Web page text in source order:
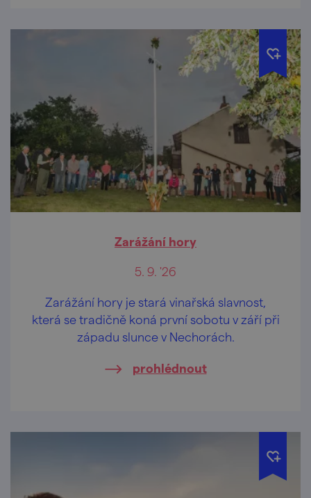
Zarážání hory
5. 9. '26
Zarážání hory je stará vinařská slavnost,
která se tradičně koná první sobotu v září při
západu slunce v Nechorách.
prohlédnout